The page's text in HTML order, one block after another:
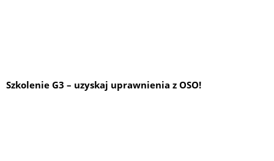
Szkolenie G3 – uzyskaj uprawnienia z OSO!